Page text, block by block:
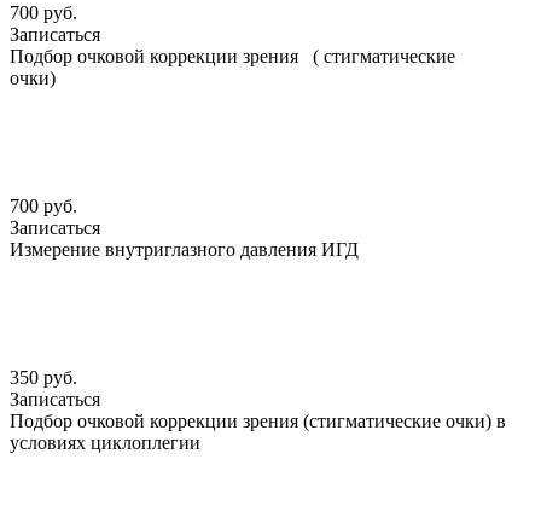
700 руб.
Записаться
Подбор очковой коррекции зрения ( стигматические
очки)
700 руб.
Записаться
Измерение внутриглазного давления ИГД
350 руб.
Записаться
Подбор очковой коррекции зрения (стигматические очки) в
условиях циклоплегии